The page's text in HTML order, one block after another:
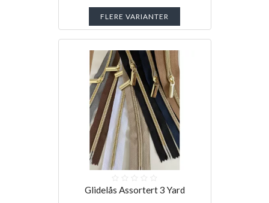
FLERE VARIANTER
Glidelås Assortert 3 Yard